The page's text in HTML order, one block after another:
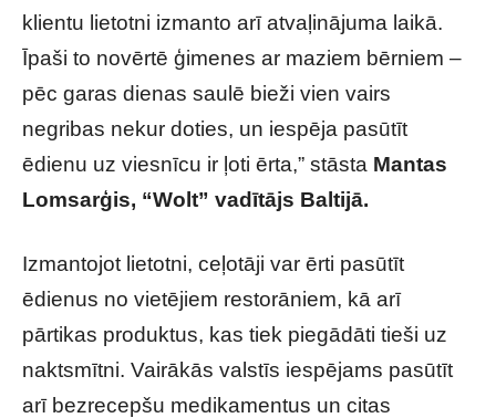
klientu lietotni izmanto arī atvaļinājuma laikā.
Īpaši to novērtē ģimenes ar maziem bērniem –
pēc garas dienas saulē bieži vien vairs
negribas nekur doties, un iespēja pasūtīt
ēdienu uz viesnīcu ir ļoti ērta,” stāsta Mantas
Lomsarģis, “Wolt” vadītājs Baltijā.
Izmantojot lietotni, ceļotāji var ērti pasūtīt
ēdienus no vietējiem restorāniem, kā arī
pārtikas produktus, kas tiek piegādāti tieši uz
naktsmītni. Vairākās valstīs iespējams pasūtīt
arī bezrecepšu medikamentus un citas